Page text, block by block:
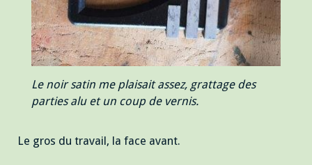
Le noir satin me plaisait assez, grattage des
parties alu et un coup de vernis.
Le gros du travail, la face avant.